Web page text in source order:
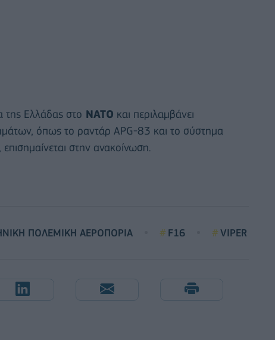
της Ελλάδας στο ΝΑΤΟ και περιλαμβάνει
όπως το ραντάρ APG-83 και το σύστημα
στην ανακοίνωση.
ΠΟΛΕΜΙΚΗ ΑΕΡΟΠΟΡΙΑ F16 VIPER